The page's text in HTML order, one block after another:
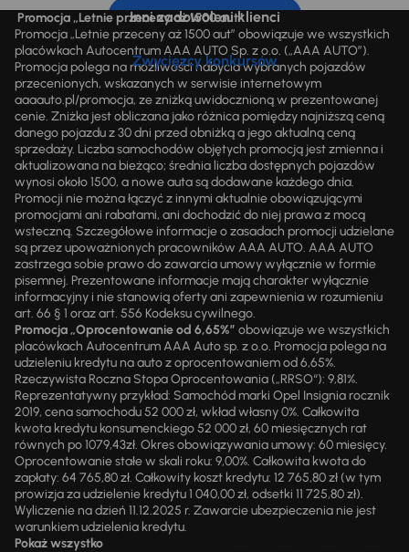
Inni zadowoleni klienci
Zwycięzcy konkursów
Promocja „Letnie przeceny aż 1500 aut”
Promocja „Letnie przeceny aż 1500 aut” obowiązuje we wszystkich
placówkach Autocentrum AAA AUTO Sp. z o.o. („AAA AUTO”).
Promocja polega na możliwości nabycia wybranych pojazdów
przecenionych, wskazanych w serwisie internetowym
aaaauto.pl/promocja, ze zniżką uwidocznioną w prezentowanej
cenie. Zniżka jest obliczana jako różnica pomiędzy najniższą ceną
danego pojazdu z 30 dni przed obniżką a jego aktualną ceną
sprzedaży. Liczba samochodów objętych promocją jest zmienna i
aktualizowana na bieżąco; średnia liczba dostępnych pojazdów
wynosi około 1500, a nowe auta są dodawane każdego dnia.
Promocji nie można łączyć z innymi aktualnie obowiązującymi
promocjami ani rabatami, ani dochodzić do niej prawa z mocą
wsteczną. Szczegółowe informacje o zasadach promocji udzielane
są przez upoważnionych pracowników AAA AUTO. AAA AUTO
zastrzega sobie prawo do zawarcia umowy wyłącznie w formie
pisemnej. Prezentowane informacje mają charakter wyłącznie
informacyjny i nie stanowią oferty ani zapewnienia w rozumieniu
art. 66 § 1 oraz art. 556 Kodeksu cywilnego.
Promocja „Oprocentowanie od 6,65%” obowiązuje we wszystkich
placówkach Autocentrum AAA Auto sp. z o.o. Promocja polega na
udzieleniu kredytu na auto z oprocentowaniem od 6,65%.
Rzeczywista Roczna Stopa Oprocentowania („RRSO“): 9,81%.
Reprezentatywny przykład: Samochód marki Opel Insignia rocznik
2019, cena samochodu 52 000 zł, wkład własny 0%. Całkowita
kwota kredytu konsumenckiego 52 000 zł, 60 miesięcznych rat
równych po 1079,43zł. Okres obowiązywania umowy: 60 miesięcy.
Oprocentowanie stałe w skali roku: 9,00%. Całkowita kwota do
zapłaty: 64 765,80 zł. Całkowity koszt kredytu: 12 765,80 zł (w tym
prowizja za udzielenie kredytu 1 040,00 zł, odsetki 11 725,80 zł).
Wyliczenie na dzień 11.12.2025 r. Zawarcie ubezpieczenia nie jest
warunkiem udzielenia kredytu.
Pokaż wszystko